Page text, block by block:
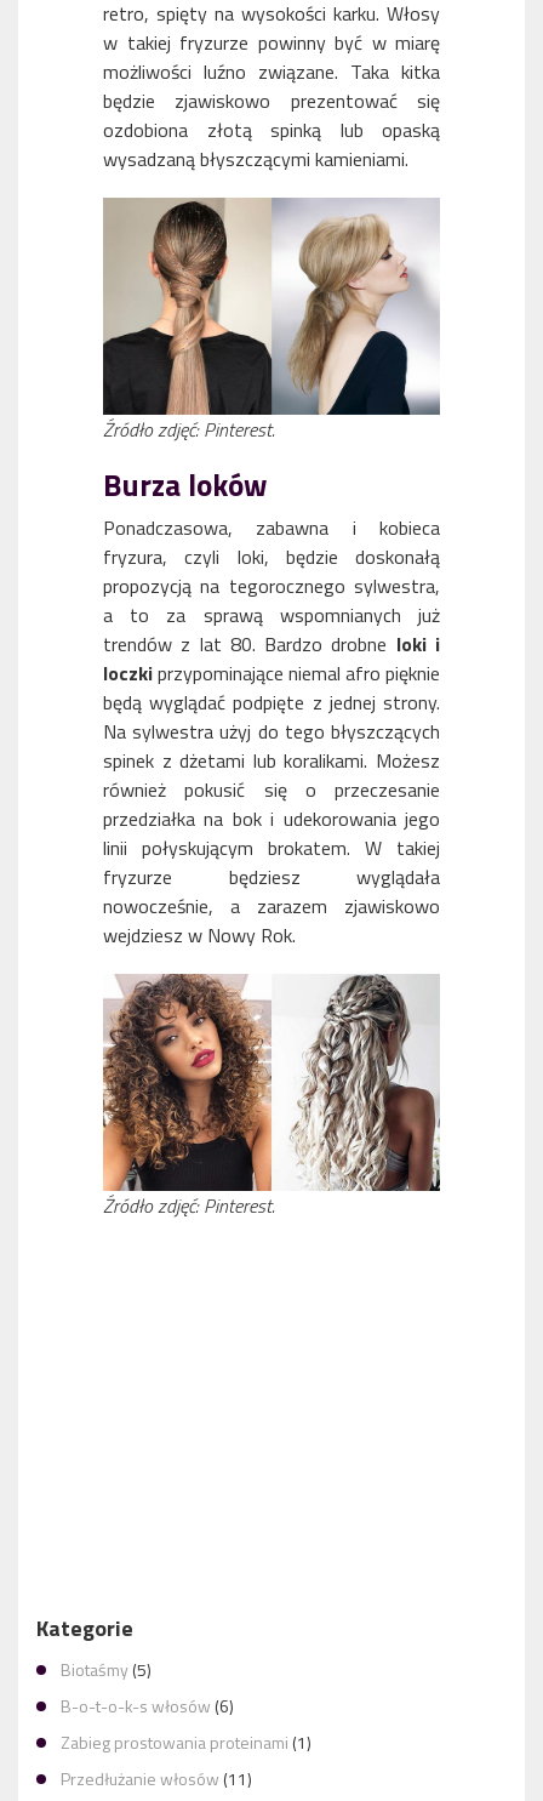
retro, spięty na wysokości karku. Włosy
w takiej fryzurze powinny być w miarę
możliwości luźno związane. Taka kitka
będzie zjawiskowo prezentować się
ozdobiona złotą spinką lub opaską
wysadzaną błyszczącymi kamieniami.
Źródło zdjęć: Pinterest.
Burza loków
Ponadczasowa, zabawna i kobieca
fryzura, czyli loki, będzie doskonałą
propozycją na tegorocznego sylwestra,
a to za sprawą wspomnianych już
trendów z lat 80. Bardzo drobne loki i
loczkiprzypominające niemal afro pięknie
będą wyglądać podpięte z jednej strony.
Na sylwestra użyj do tego błyszczących
spinek z dżetami lub koralikami. Możesz
również pokusić się o przeczesanie
przedziałka na bok i udekorowania jego
linii połyskującym brokatem. W takiej
fryzurze będziesz wyglądała
nowocześnie, a zarazem zjawiskowo
wejdziesz w Nowy Rok.
Źródło zdjęć: Pinterest.
Kategorie
Biotaśmy(5)
B-o-t-o-k-s włosów (6)
Zabieg prostowania proteinami (1)
Przedłużanie włosów (11)